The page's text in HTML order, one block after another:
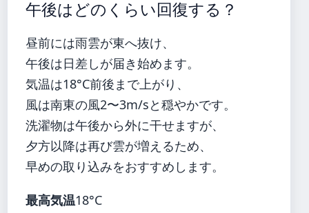
午後はどのくらい回復する？
昼前には雨雲が東へ抜け、
午後は日差しが届き始めます。
気温は18°C前後まで上がり、
風は南東の風2〜3m/sと穏やかです。
洗濯物は午後から外に干せますが、
夕方以降は再び雲が増えるため、
早めの取り込みをおすすめします。
最高気温18°C